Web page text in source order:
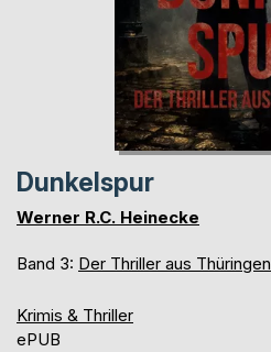
Dunkelspur
Werner R.C. Heinecke
Band 3: Der Thriller aus Thüringen
Krimis & Thriller
ePUB